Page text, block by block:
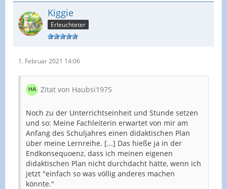
Kiggie
Erleuchteter
1. Februar 2021 14:06
Zitat von Haubsi1975
Noch zu der Unterrichtseinheit und Stunde setzen
und so: Meine Fachleiterin erwartet von mir am
Anfang des Schuljahres einen didaktischen Plan
über meine Lernreihe. [...] Das hieße ja in der
Endkonsequoenz, dass ich meinen eigenen
didaktischen Plan nicht durchdacht hätte, wenn ich
jetzt "einfach so was völlig anderes machen
könnte."